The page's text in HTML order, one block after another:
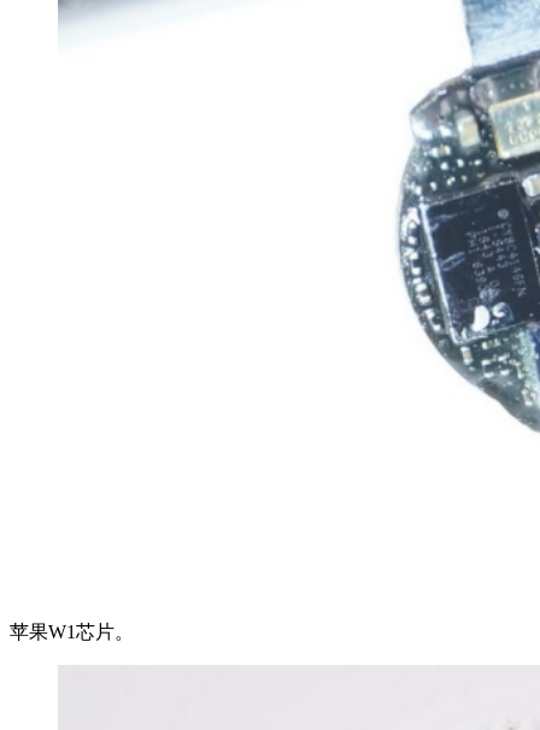
苹果W1芯片。